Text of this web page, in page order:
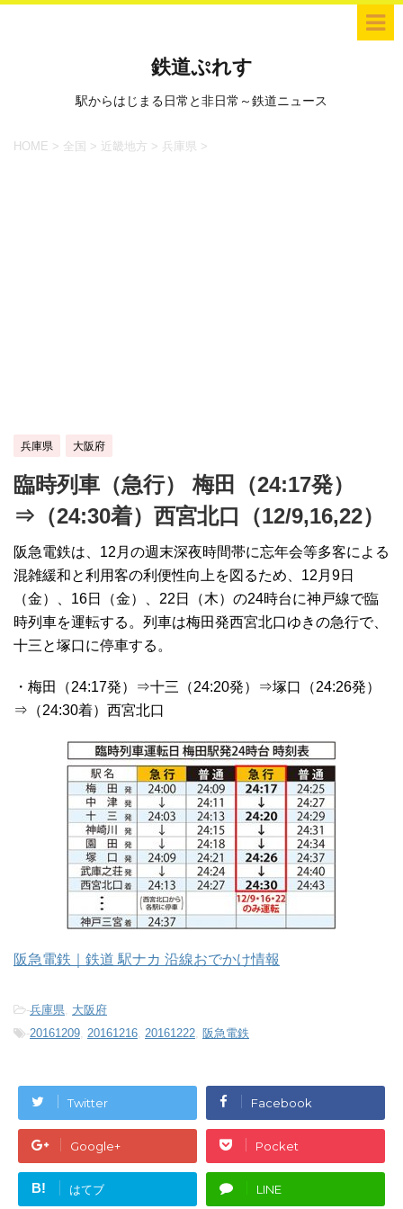
鉄道ぷれす
駅からはじまる日常と非日常～鉄道ニュース
HOME > 全国 > 近畿地方 > 兵庫県 >
兵庫県 大阪府
臨時列車（急行） 梅田（24:17発）
⇒（24:30着）西宮北口（12/9,16,22）
阪急電鉄は、12月の週末深夜時間帯に忘年会等多客による
混雑緩和と利用客の利便性向上を図るため、12月9日
（金）、16日（金）、22日（木）の24時台に神戸線で臨
時列車を運転する。列車は梅田発西宮北口ゆきの急行で、
十三と塚口に停車する。
・梅田（24:17発）⇒十三（24:20発）⇒塚口（24:26発）
⇒（24:30着）西宮北口
阪急電鉄｜鉄道 駅ナカ 沿線おでかけ情報
-兵庫県, 大阪府
-20161209, 20161216, 20161222, 阪急電鉄
Twitter Facebook
Google+ Pocket
B! はてブ LINE